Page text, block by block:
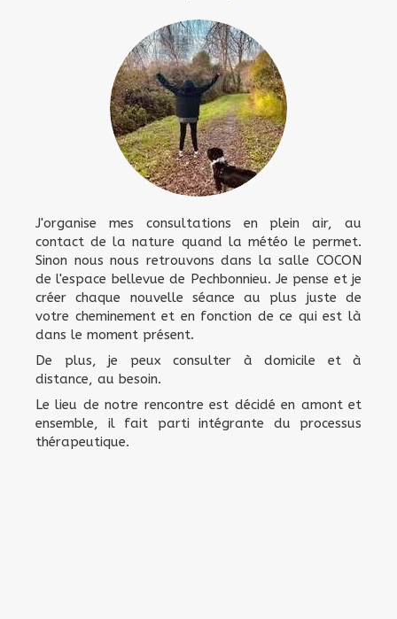
J'organise mes consultations en plein air, au
contact de la nature quand la météo le permet.
Sinon nous nous retrouvons dans la salle COCON
de l'espace bellevue de Pechbonnieu. Je pense et je
créer chaque nouvelle séance au plus juste de
votre cheminement et en fonction de ce qui est là
dans le moment présent.
De plus, je peux consulter à domicile et à
distance, au besoin.
Le lieu de notre rencontre est décidé en amont et
ensemble, il fait parti intégrante du processus
thérapeutique.